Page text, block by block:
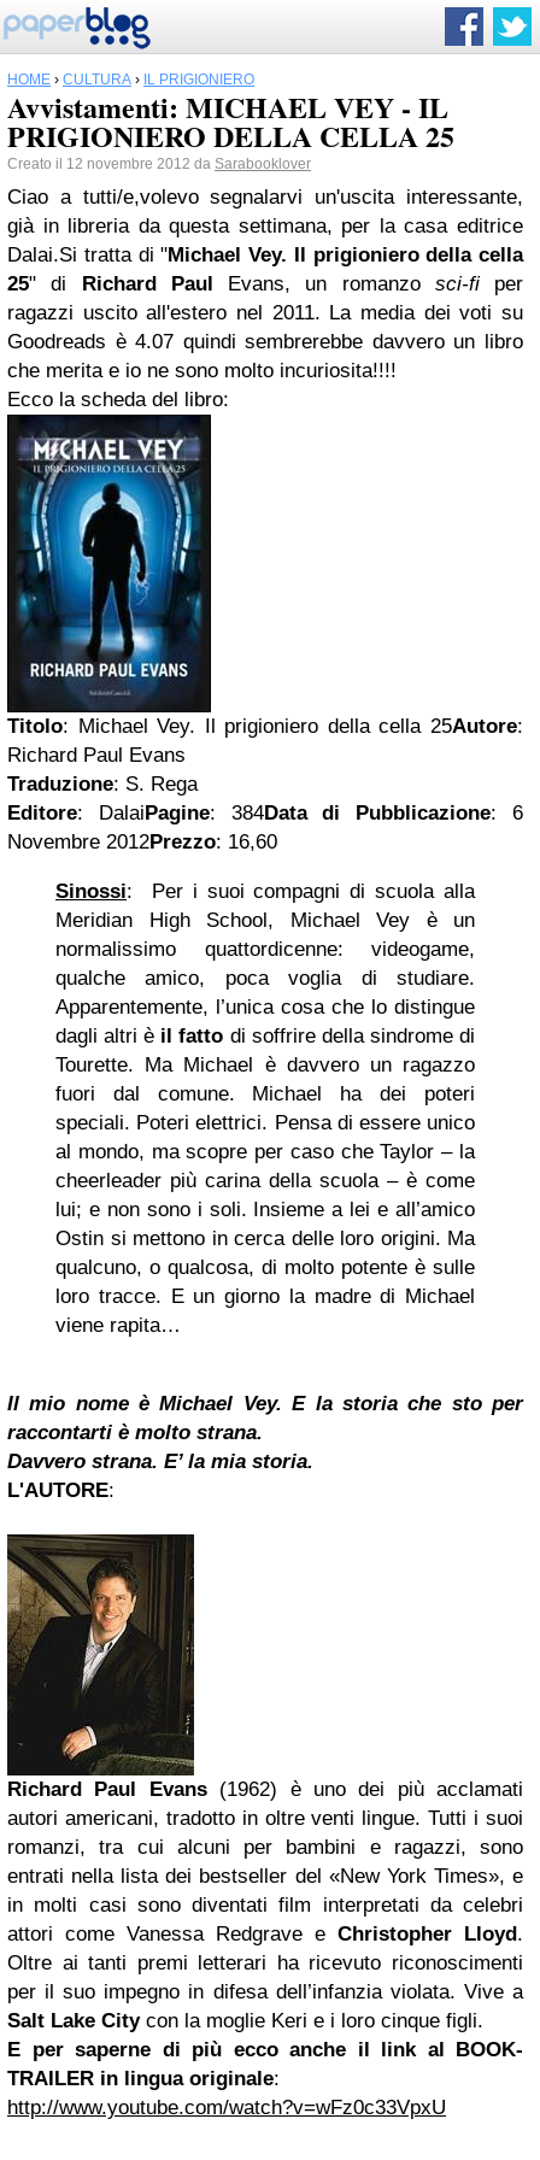
HOME › CULTURA › IL PRIGIONIERO
Avvistamenti: MICHAEL VEY - IL
PRIGIONIERO DELLA CELLA 25
Creato il 12 novembre 2012 da Sarabooklover
Ciao a tutti/e,volevo segnalarvi un'uscita interessante,
già in libreria da questa settimana, per la casa editrice
Dalai.Si tratta di "Michael Vey. Il prigionierodella cella
25" di Richard Paul Evans, un romanzo sci-fi per
ragazzi uscito all'estero nel 2011. La media dei voti su
Goodreads è 4.07 quindi sembrerebbe davvero un libro
che merita e io ne sono molto incuriosita!!!!
Ecco la scheda del libro:
Titolo: Michael Vey. Il prigioniero della cella 25Autore:
Richard Paul Evans
Traduzione: S. Rega
Editore: DalaiPagine: 384Data di Pubblicazione: 6
Novembre 2012Prezzo: 16,60
Sinossi: Per i suoi compagni di scuola alla
Meridian High School, Michael Vey è un
normalissimo quattordicenne: videogame,
qualche amico, poca voglia di studiare.
Apparentemente, l’unica cosa che lo distingue
dagli altri è il fatto di soffrire della sindrome di
Tourette. Ma Michael è davvero un ragazzo
fuori dal comune. Michael ha dei poteri
speciali. Poteri elettrici. Pensa di essere unico
al mondo, ma scopre per caso che Taylor – la
cheerleader più carina della scuola – è come
lui; e non sono i soli. Insieme a lei e all’amico
Ostin si mettono in cerca delle loro origini. Ma
qualcuno, o qualcosa, di molto potente è sulle
loro tracce. E un giorno la madre di Michael
viene rapita…
Il mio nome è Michael Vey. E la storia che sto per
raccontarti è molto strana.
Davvero strana. E’ la mia storia.
L'AUTORE:
Richard Paul Evans(1962) è uno dei più acclamati
autori americani, tradotto in oltre venti lingue. Tutti i suoi
romanzi, tra cui alcuni per bambini e ragazzi, sono
entrati nella lista dei bestseller del «New York Times», e
in molti casi sono diventati film interpretati da celebri
attori come Vanessa Redgrave e Christopher Lloyd.
Oltre ai tanti premi letterari ha ricevuto riconoscimenti
per il suo impegno in difesa dell’infanzia violata. Vive a
Salt Lake Citycon la moglie Keri e i loro cinque figli.
E per saperne di più ecco anche il link al BOOK-
TRAILER in lingua originale:
http://www.youtube.com/watch?v=wFz0c33VpxU